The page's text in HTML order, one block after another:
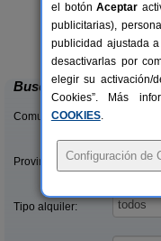
Casa Rural
Buscar
Comunidades:
Provincias/Islas:
Tipo alquiler:
el botónAceptar
publicitarias),
publicidad ajustada
desactivarlas por
elegir su activación/
Cookies”. Más
COOKIES.